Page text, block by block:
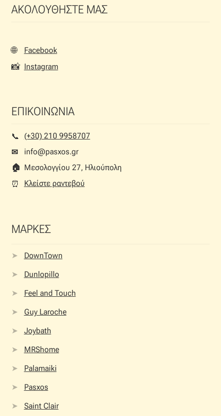
ΑΚΟΛΟΥΘΗΣΤΕ ΜΑΣ
🌐 Facebook
📸 Instagram
ΕΠΙΚΟΙΝΩΝΙΑ
📞︎
(+30) 210 9958707
✉
info@pasxos.gr
🏠︎ Μεσολογγίου 27, Ηλιούπολη
⏰︎
Κλείστε ραντεβού
ΜΑΡΚΕΣ
DownTown
Dunlopillo
Feel and Touch
Guy Laroche
Joybath
MRShome
Palamaiki
Pasxos
Saint Clair